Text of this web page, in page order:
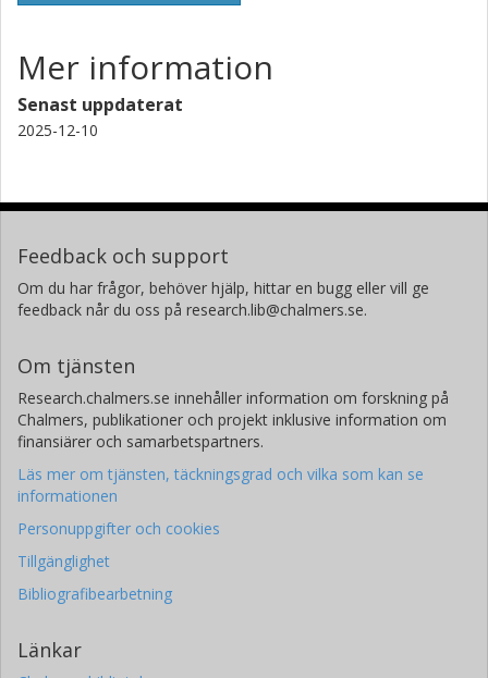
Mer information
Senast uppdaterat
2025-12-10
Feedback och support
Om du har frågor, behöver hjälp, hittar en bugg eller vill ge
feedback når du oss på research.lib@chalmers.se.
Om tjänsten
Research.chalmers.se innehåller information om forskning på
Chalmers, publikationer och projekt inklusive information om
finansiärer och samarbetspartners.
Läs mer om tjänsten, täckningsgrad och vilka som kan se
informationen
Personuppgifter och cookies
Tillgänglighet
Bibliografibearbetning
Länkar